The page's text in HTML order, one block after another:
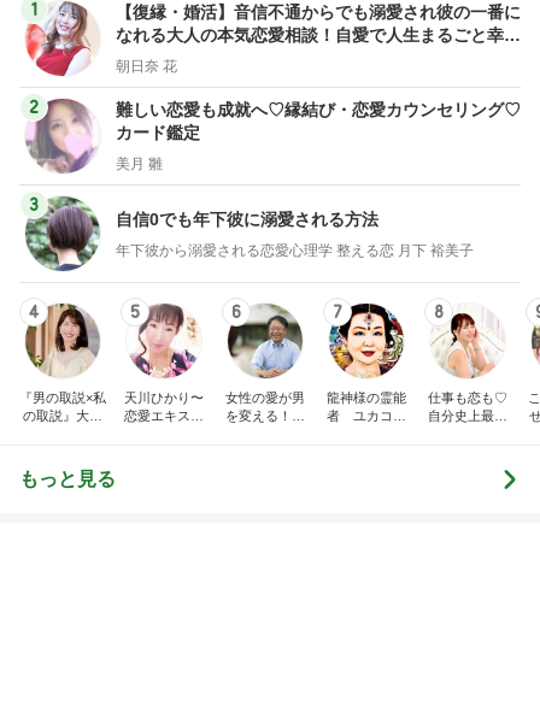
1
【復縁・婚活】音信不通からでも溺愛され彼の一番に
なれる大人の本気恋愛相談！自愛で人生まるごと幸せ
になれるカウンセリング
朝日奈 花
2
難しい恋愛も成就へ♡縁結び・恋愛カウンセリング♡
カード鑑定
美月 雛
3
自信0でも年下彼に溺愛される方法
年下彼から溺愛される恋愛心理学 整える恋 月下 裕美子
4
『男の取説×私
の取説』大人
ートナーシッ
プ術”
5
天川ひかり〜
恋愛エキスパ
6
女性の愛が男
を変える！
7
龍神様の霊能
者 ユカコ・
8
仕事も恋も♡
自分史上最高
もっと見る